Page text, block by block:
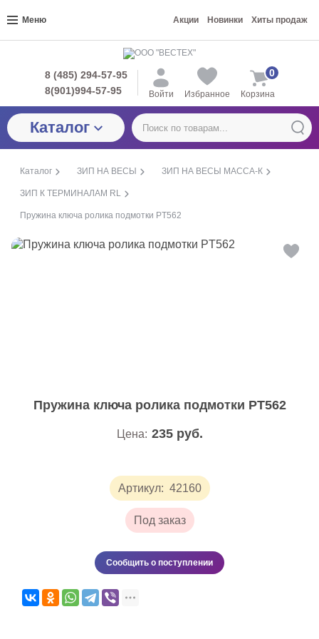
Меню Акции Новинки Хиты продаж
8 (485) 294-57-95
8(901)994-57-95
Войти Избранное Корзина
0
Каталог
Каталог ЗИП НА ВЕСЫ ЗИП НА ВЕСЫ МАССА-К
ЗИП К ТЕРМИНАЛАМ RL
Пружина ключа ролика подмотки PT562
Пружина ключа ролика подмотки PT562
Артикул: 42160
Под заказ
Цена: 235 руб.
Сообщить о поступлении